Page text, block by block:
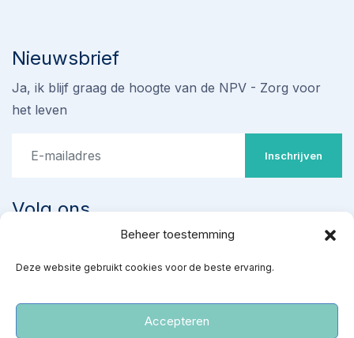
Beheer toestemming
Deze website gebruikt cookies voor de beste ervaring.
Accepteren
Nieuwsbrief
Ja, ik blijf graag de hoogte van de NPV - Zorg voor
het leven
Inschrijven
Volg ons
‘ziekenhuisabortus’ 22-24
‘Red gezonde baby’s van een kille dood’